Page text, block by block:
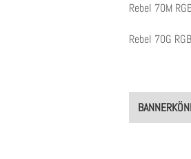
Rebel 70M
Rebel 70G
Post